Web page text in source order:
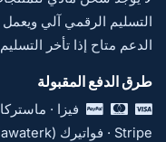
التسليم الرقمي آلي
الدعم متاح إذا تأخر
طرق الدفع المقبولة
فيزا ·
Stripe · فواتيرك (Fawaterk)